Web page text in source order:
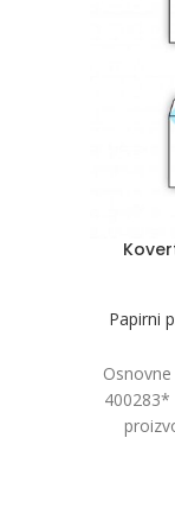
Papirni
400283*